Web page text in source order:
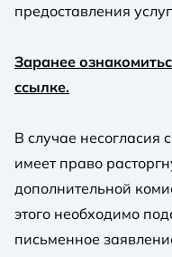
предоставления
Заранее
ссылке.
В случае несогласия
имеет право
дополнительной
этого необходимо
письменное